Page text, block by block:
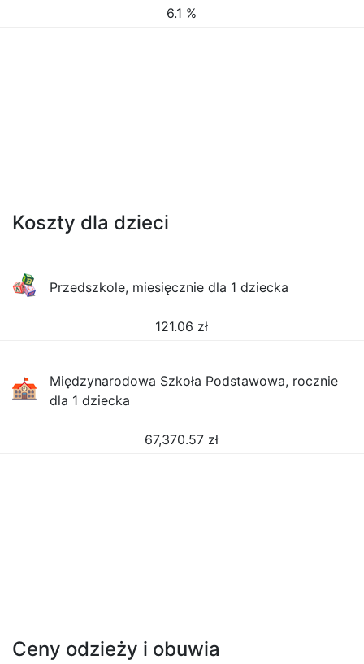
6.1 %
Koszty dla dzieci
Przedszkole, miesięcznie dla 1 dziecka
121.06 zł
Międzynarodowa Szkoła Podstawowa, rocznie
dla 1 dziecka
67,370.57 zł
Ceny odzieży i obuwia